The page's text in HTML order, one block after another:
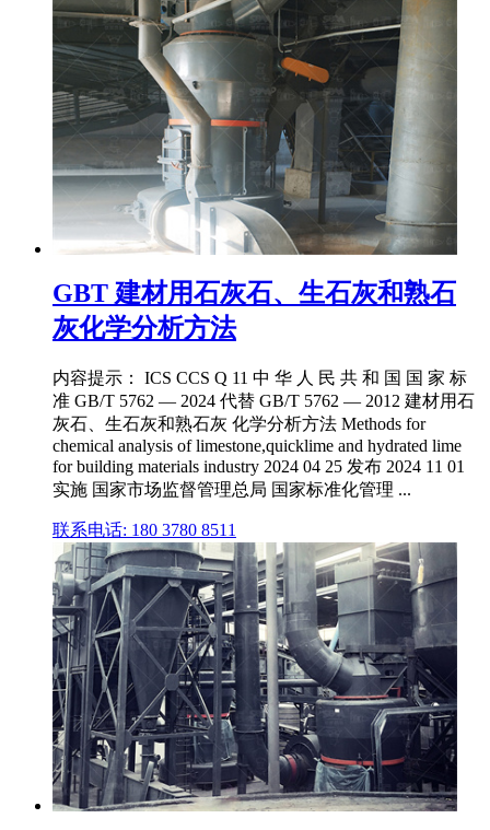
GBT 建材用石灰石、生石灰和熟石
灰化学分析方法
内容提示： ICS CCS Q 11 中 华 人 民 共 和 国 国 家 标
准 GB/T 5762 — 2024 代替 GB/T 5762 — 2012 建材用石
灰石、生石灰和熟石灰 化学分析方法 Methods for
chemical analysis of limestone,quicklime and hydrated lime
for building materials industry 2024 04 25 发布 2024 11 01
实施 国家市场监督管理总局 国家标准化管理 ...
联系电话: 180 3780 8511